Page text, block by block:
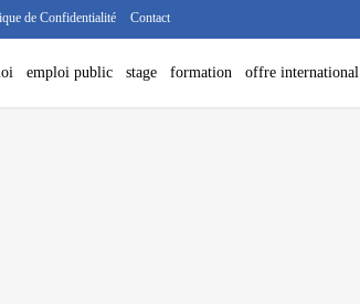
de Confidentialité Contact
emploi public stage formation offre international